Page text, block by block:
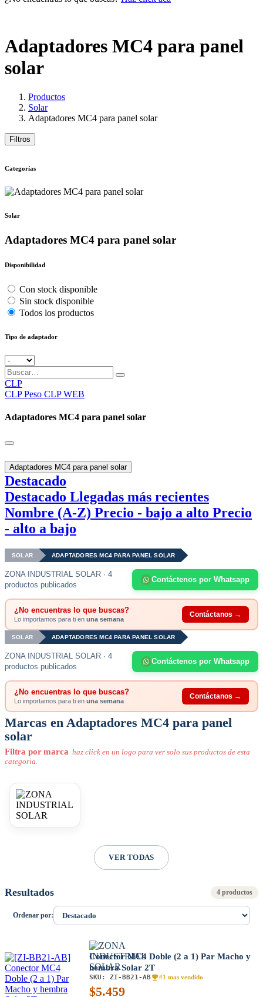
Adaptadores MC4 para panel
solar
Productos
Solar
Adaptadores MC4 para panel solar
Filtros
Categorías
Solar
Adaptadores MC4 para panel solar
Disponibilidad
Con stock disponible
Sin stock disponible
Todos los productos
Tipo de adaptador
CLP
CLP Peso CLP WEB
Adaptadores MC4 para panel solar
Adaptadores MC4 para panel solar
Destacado
Destacado Llegadas más recientes
Nombre (A-Z) Precio - bajo a alto Precio
- alto a bajo
SOLAR ADAPTADORES MC4 PARA PANEL SOLAR
ZONA INDUSTRIAL SOLAR · 4
productos publicados
Contáctenos por Whatsapp
¿No encuentras lo que buscas?
Lo importamos para ti en una semana
Contáctanos →
SOLAR ADAPTADORES MC4 PARA PANEL SOLAR
ZONA INDUSTRIAL SOLAR · 4
productos publicados
Contáctenos por Whatsapp
¿No encuentras lo que buscas?
Lo importamos para ti en una semana
Contáctanos →
Marcas en Adaptadores MC4 para panel
solar
Filtra por marca haz click en un logo para ver solo sus productos de esta
categoria.
VER TODAS
Resultados 4 productos
Ordenar por:
Conector MC4 Doble (2 a 1) Par Macho y
hembra Solar 2T
SKU: ZI-BB21-AB #1 mas vendido
$5.459